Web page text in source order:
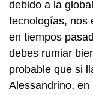
debido a la
tecnologías, nos
en tiempos
debes rumiar
probable que si
Alessandrino, en